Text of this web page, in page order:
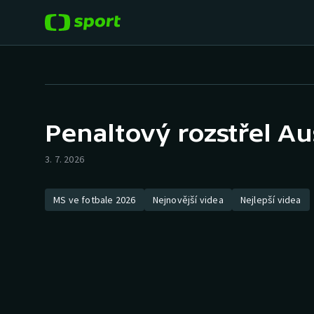
Hokej
Atletika
Baseball a softbal
Penaltový rozstřel
3. 7. 2026
MS ve fotbale 2026 Nejnovější videa Nejlepší videa